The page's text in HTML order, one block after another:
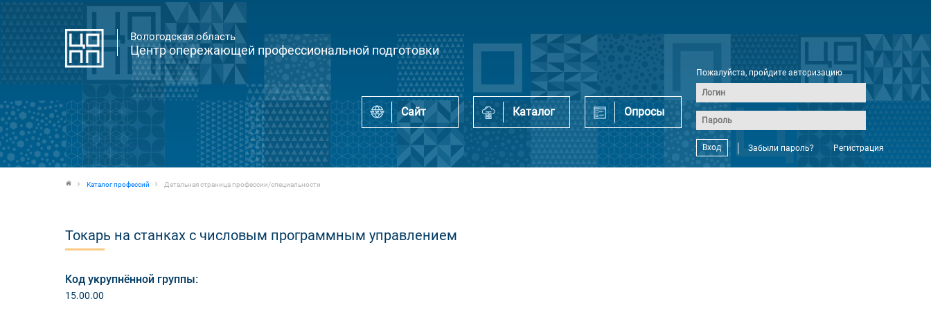
Вологодская область
Центр опережающей профессиональной подготовки
Сайт Каталог Опросы
Пожалуйста, пройдите авторизацию
Вход Забыли пароль? Регистрация
Каталог профессий Детальная страница профессии/специальности
Токарь на станках с числовым программным управлением
Код укрупнённой группы:
15.00.00